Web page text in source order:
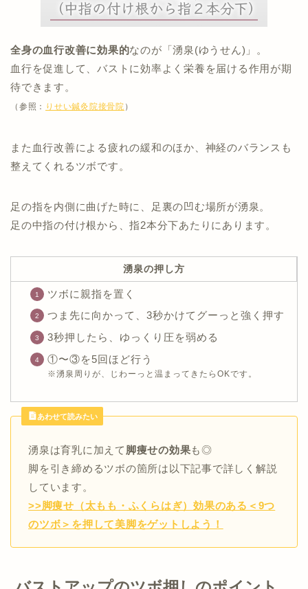
全身の血行改善に効果的なのが「湧泉(ゆうせん)」。
血行を促進して、バストに効率よく栄養を届ける作用が期
待できます。
（参照： りせい鍼灸院接骨院 ）
また血行改善による疲れの緩和のほか、神経のバランスも
整えてくれるツボです。
足の指を内側に曲げた時に、足裏の凹む場所が湧泉。
足の中指の付け根から、指2本分下あたりにあります。
湧泉の押し方
ツボに親指を置く
つま先に向かって、3秒かけてグーっと強く押す
3秒押したら、ゆっくり圧を弱める
①〜③を5回ほど行う
※湧泉周りが、じわーっと温まってきたらOKです。
あわせて読みたい
湧泉は育乳に加えて 脚痩せの効果も◎
脚を引き締めるツボの箇所は以下記事で詳しく解説
しています。
>>脚痩せ（太もも・ふくらはぎ）効果のある＜9つ
のツボ＞を押して美脚をゲットしよう！